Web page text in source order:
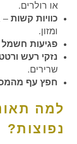
או רולרים.
כוויות קשות –
ומזון.
פגיעות חשמל
נזקי רעש
שרירים.
חפץ עף
למה
נפוצות?